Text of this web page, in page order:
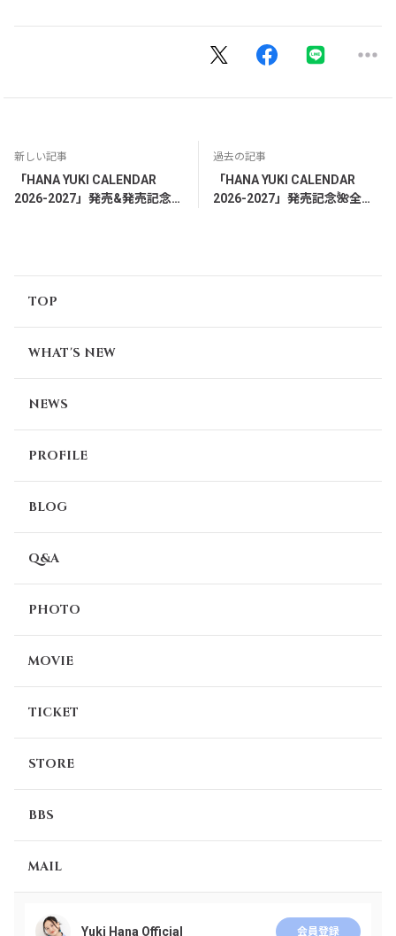
新しい記事
「HANA YUKI CALENDAR
2026-2027」発売&発売記念
過去の記事
「HANA YUKI CALENDAR
2026-2027」発売記念🌺全体
TOP
WHAT'S NEW
NEWS
PROFILE
BLOG
Q&A
PHOTO
MOVIE
TICKET
STORE
BBS
MAIL
Yuki Hana Official 会員登録